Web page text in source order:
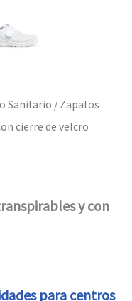
Sanitario / Zapatos
cierre de velcro
y con
para centros